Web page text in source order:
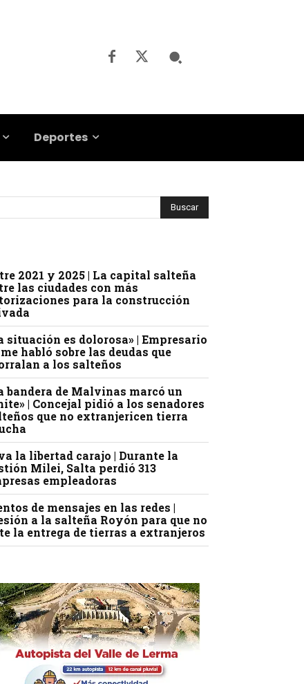
Deportes
2021 y 2025 | La capital salteña
las ciudades con más
para la construcción
situación es dolorosa» | Empresario
habló sobre las deudas que
a los salteños
bandera de Malvinas marcó un
| Concejal pidió a los senadores
que no extranjericen tierra
la libertad carajo | Durante la
Milei, Salta perdió 313
empleadoras
de mensajes en las redes |
a la salteña Royón para que no
la entrega de tierras a extranjeros